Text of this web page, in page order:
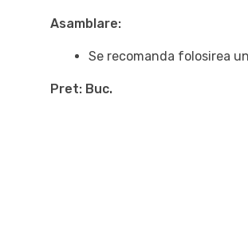
Asamblare:
Se recomanda folosirea
Pret: Buc.